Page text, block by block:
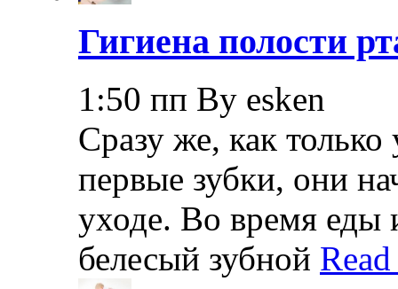
Гигиена полости
1:50 пп By esken
Сразу же, как
первые зубки, они
уходе. Во время еды
белесый зубной